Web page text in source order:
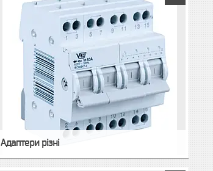
Адаптери різні